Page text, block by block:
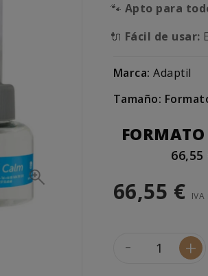
🐾 Apto para
🔌 Fácil de usar:
Marca: Adaptil
Tamaño:
66,55
66,55 €
- +